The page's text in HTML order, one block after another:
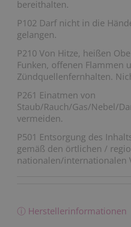
bereithalten.
P102 Darf nicht in die
gelangen.
P210 Von Hitze, heißen
Funken, offenen Flammen
Zündquellenfernhalten.
P261 Einatmen von
Staub/Rauch/Gas/Nebel/
vermeiden.
P501 Entsorgung des
gemäß den örtlichen /
nationalen/internationalen
ⓘ Herstellerinformationen